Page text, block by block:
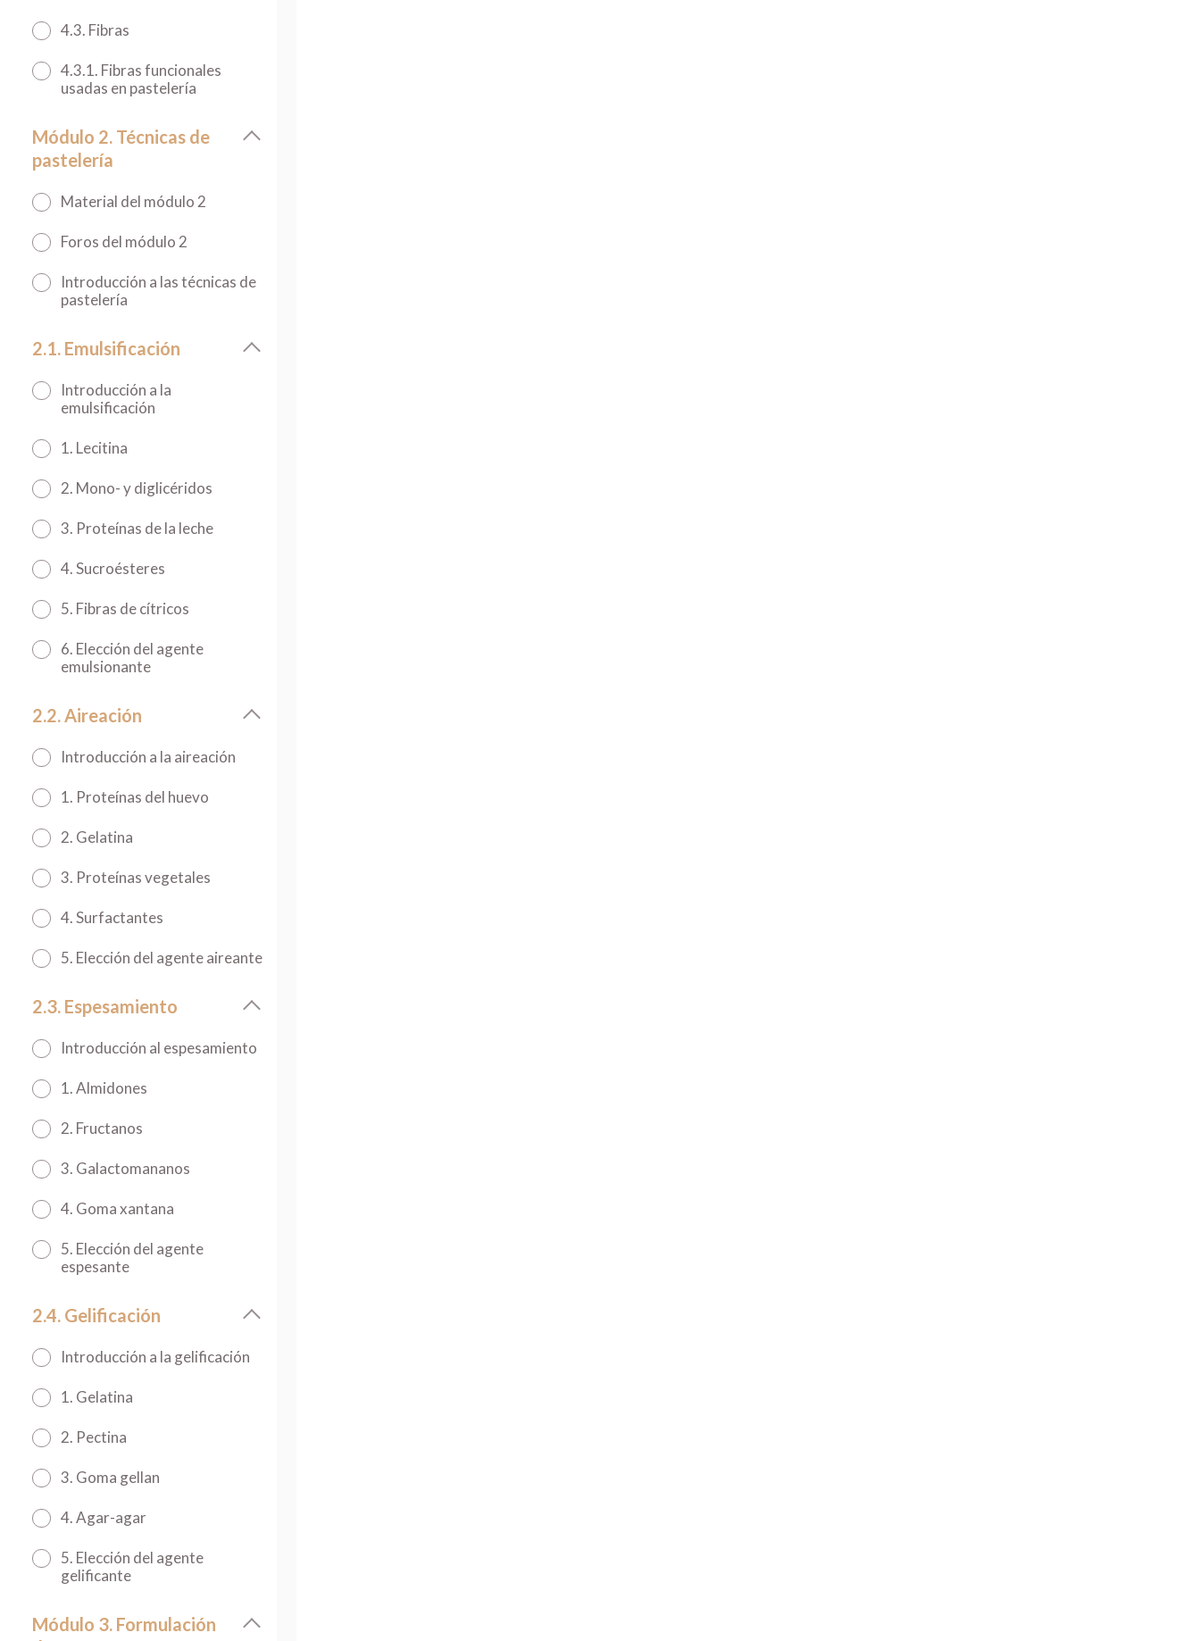
4.3. Fibras
4.3.1. Fibras funcionales
usadas en pastelería
Módulo 2. Técnicas de
pastelería
Material del módulo 2
Foros del módulo 2
Introducción a las técnicas de
pastelería
2.1. Emulsificación
Introducción a la
emulsificación
1. Lecitina
2. Mono- y diglicéridos
3. Proteínas de la leche
4. Sucroésteres
5. Fibras de cítricos
6. Elección del agente
emulsionante
2.2. Aireación
Introducción a la aireación
1. Proteínas del huevo
2. Gelatina
3. Proteínas vegetales
4. Surfactantes
5. Elección del agente aireante
2.3. Espesamiento
Introducción al espesamiento
1. Almidones
2. Fructanos
3. Galactomananos
4. Goma xantana
5. Elección del agente
espesante
2.4. Gelificación
Introducción a la gelificación
1. Gelatina
2. Pectina
3. Goma gellan
4. Agar-agar
5. Elección del agente
gelificante
Módulo 3. Formulación